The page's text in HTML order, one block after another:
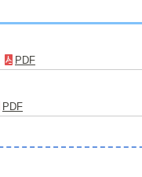
PDF
PDF